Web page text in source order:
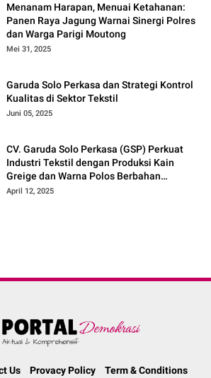
Menanam Harapan, Menuai Ketahanan:
Panen Raya Jagung Warnai Sinergi Polres
dan Warga Parigi Moutong
Mei 31, 2025
Garuda Solo Perkasa dan Strategi Kontrol
Kualitas di Sektor Tekstil
Juni 05, 2025
CV. Garuda Solo Perkasa (GSP) Perkuat
Industri Tekstil dengan Produksi Kain
Greige dan Warna Polos Berbahan
Tetoron Rayon
April 12, 2025
Us Provacy Policy
Term & Conditions